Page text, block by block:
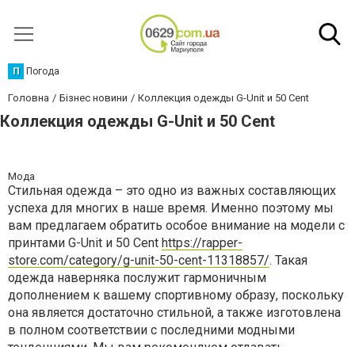
П Погода
Головна Бізнес новини Коллекция одежды G-Unit и 50 Cent
Коллекция одежды G-Unit и 50 Cent
Мода
Стильная одежда – это одно из важных составляющих
успеха для многих в наше время. Именно поэтому мы
вам предлагаем обратить особое внимание на модели с
принтами G-Unit и 50 Cent https://rapper-
store.com/category/g-unit-50-cent-11318857/. Такая
одежда наверняка послужит гармоничным
дополнением к вашему спортивному образу, поскольку
она является достаточно стильной, а также изготовлена
в полном соответствии с последними модными